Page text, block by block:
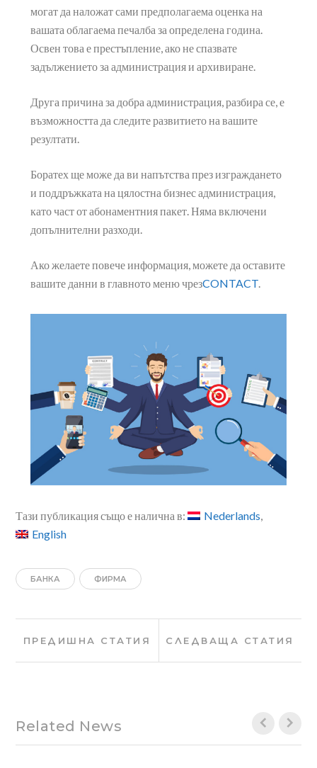
правилни, данъчните власти могат да откажат
вашата администрация. След това данъчните власти
могат да наложат сами предполагаема оценка на
вашата облагаема печалба за определена година.
задължението за администрация и архивиране.
Друга причина за добра администрация, разбира се, е
резултати.
Боратех ще може да ви напътства през изграждането
и поддръжката на цялостна бизнес администрация,
допълнителни разходи.
вашите данни в главното меню чрезCONTACT.
English
НавигацияПредишна